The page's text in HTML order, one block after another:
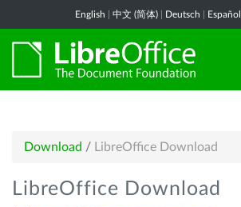
English 中文 (简体) Deutsch Español
Download / LibreOffice Download
LibreOffice Download